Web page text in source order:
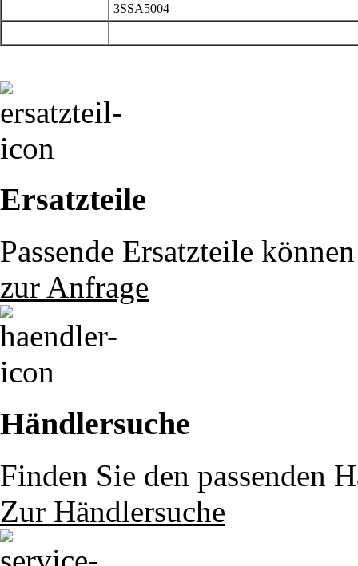
3SSA5004
Ersatzteile
Passende Ersatzteile
zur Anfrage
Händlersuche
Finden Sie den passenden
Zur Händlersuche